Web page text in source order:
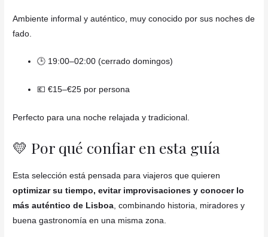
Ambiente informal y auténtico, muy conocido por sus noches de
fado.
🕒 19:00–02:00 (cerrado domingos)
💶 €15–€25 por persona
Perfecto para una noche relajada y tradicional.
💛 Por qué confiar en esta guía
Esta selección está pensada para viajeros que quieren
optimizar su tiempo, evitar improvisaciones y conocer lo
más auténtico de Lisboa , combinando historia, miradores y
buena gastronomía en una misma zona.